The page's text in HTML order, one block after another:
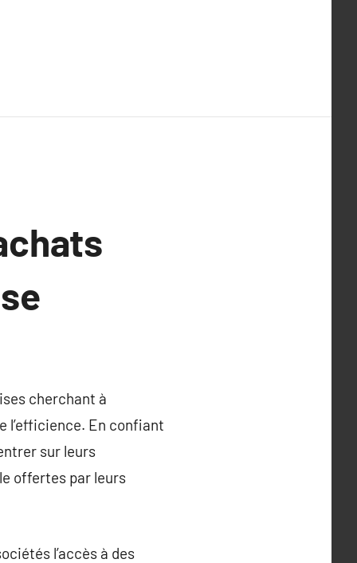
cherchant à
l’efficience. En confiant
sur leurs
offertes par leurs
l’accès à des